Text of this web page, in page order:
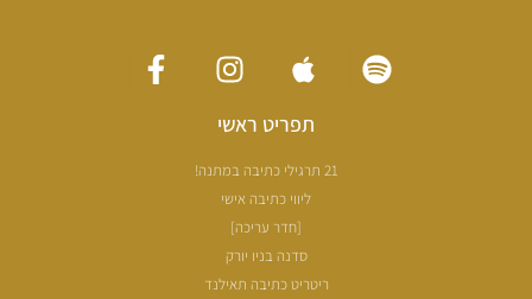
תפריט ראשי
21 תרגילי כתיבה במתנה!
ליווי כתיבה אישי
[חדר עריכה]
סדנה בניו יורק
ריטריט כתיבה תאילנד